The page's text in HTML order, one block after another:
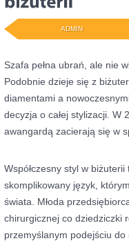
ADMIN
Szafa pełna ubrań, ale nie
Podobnie dzieje się z
diamentami a
decyzja o całej stylizacji. W
awangardą zacierają się w
Współczesny styl w
skomplikowany język,
świata. Młoda
chirurgicznej co dziedziczki
przemyślanym podejściu do